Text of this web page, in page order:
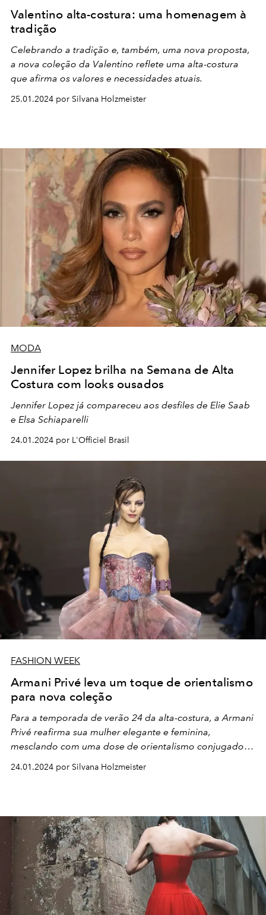
Valentino alta-costura: uma homenagem à
tradição
Celebrando a tradição e, também, uma nova proposta,
a nova coleção da Valentino reflete uma alta-costura
que afirma os valores e necessidades atuais.
25.01.2024 por Silvana Holzmeister
MODA
Jennifer Lopez brilha na Semana de Alta
Costura com looks ousados
Jennifer Lopez já compareceu aos desfiles de Elie Saab
e Elsa Schiaparelli
24.01.2024 por L'Officiel Brasil
FASHION WEEK
Armani Privé leva um toque de orientalismo
para nova coleção
Para a temporada de verão 24 da alta-costura, a Armani
Privé reafirma sua mulher elegante e feminina,
mesclando com uma dose de orientalismo conjugado.
Confira todos os detalhes!
24.01.2024 por Silvana Holzmeister